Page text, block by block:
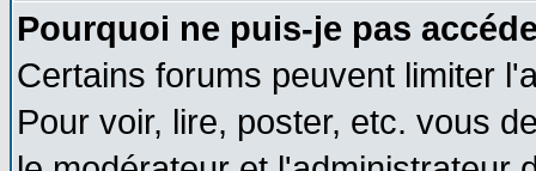
Pourquoi ne puis-je pas
Certains forums peuvent limiter
Pour voir, lire, poster, etc. vous